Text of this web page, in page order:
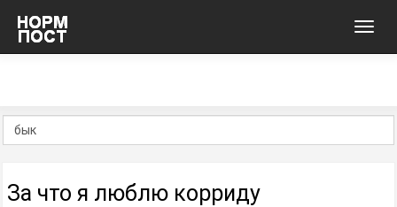
За что я люблю корриду